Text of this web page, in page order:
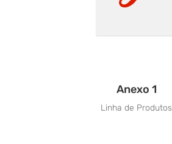
Anexo 1
Linha de Produtos